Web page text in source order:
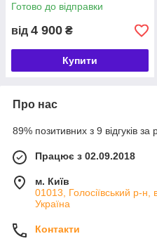
Готово до відправки
від 4 900 ₴
Купити
Про нас
89% позитивних з 9 відгуків за
Працює з 02.09.2018
м. Київ
01013, Голосіївський р-н,
Україна
Контакти